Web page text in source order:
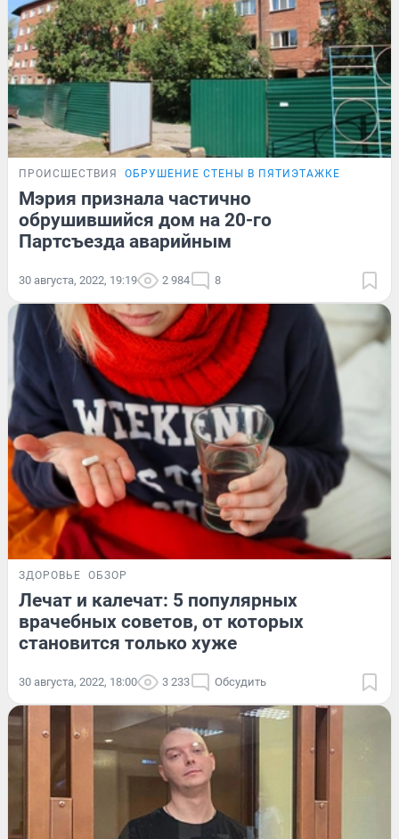
ПРОИСШЕСТВИЯ ОБРУШЕНИЕ СТЕНЫ В ПЯТИЭТАЖКЕ
Мэрия признала частично
обрушившийся дом на 20-го
Партсъезда аварийным
30 августа, 2022, 19:19 2 984 8
ЗДОРОВЬЕ ОБЗОР
Лечат и калечат: 5 популярных
врачебных советов, от которых
становится только хуже
30 августа, 2022, 18:00 3 233 Обсудить